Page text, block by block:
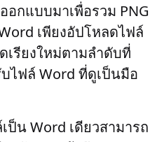
อกแบบมาเพื่อรวม PNG
เพียงอัปโหลดไฟล์
เรียงใหม่ตามลำดับที่
ไฟล์ Word ที่ดูเป็นมือ
ป็น Word เดียวสามารถ